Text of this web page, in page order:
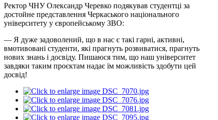
Ректор ЧНУ Олександр Черевко подякував студентці за
достойне представлення Черкаського національного
університету у європейському ЗВО:
— Я дуже задоволений, що в нас є такі гарні, активні,
вмотивовані студенти, які прагнуть розвиватися, прагнуть
нових знань і досвіду. Пишаюся тим, що наш університет
завдяки таким проєктам надає їм можливість здобути цей
досвід!